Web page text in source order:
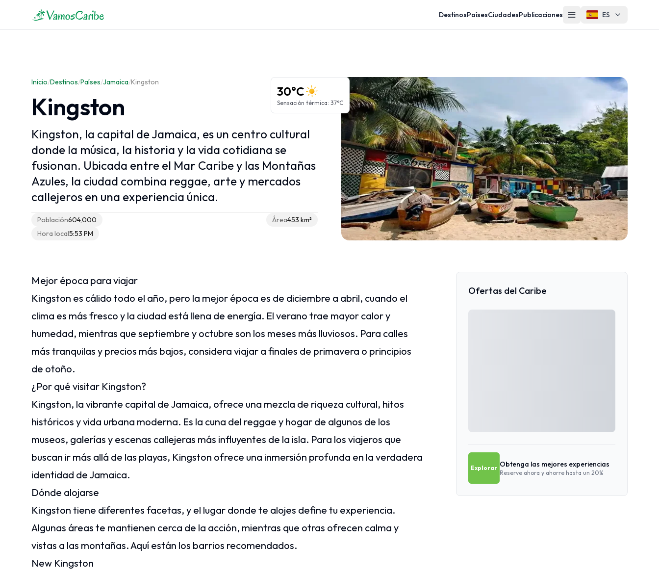
DestinosPaísesCiudadesPublicaciones ES
Clima del Caribe
Antillas Menores
Caribe Francés
Inicio/Destinos/Países/Jamaica/Kingston
Kingston
Kingston, la capital de Jamaica, es un centro cultural
donde la música, la historia y la vida cotidiana se
fusionan. Ubicada entre el Mar Caribe y las Montañas
Azules, la ciudad combina reggae, arte y mercados
callejeros en una experiencia única.
Población604,000
Hora local5:53 PM
Área453 km²
30°C
Sensación térmica: 37°C
Mejor época para viajar
Kingston es cálido todo el año, pero la mejor época es de diciembre a abril, cuando el
clima es más fresco y la ciudad está llena de energía. El verano trae mayor calor y
humedad, mientras que septiembre y octubre son los meses más lluviosos. Para calles
más tranquilas y precios más bajos, considera viajar a finales de primavera o principios
de otoño.
¿Por qué visitar Kingston?
Kingston, la vibrante capital de Jamaica, ofrece una mezcla de riqueza cultural, hitos
históricos y vida urbana moderna. Es la cuna del reggae y hogar de algunos de los
museos, galerías y escenas callejeras más influyentes de la isla. Para los viajeros que
buscan ir más allá de las playas, Kingston ofrece una inmersión profunda en la verdadera
identidad de Jamaica.
Dónde alojarse
Kingston tiene diferentes facetas, y el lugar donde te alojes define tu experiencia.
Algunas áreas te mantienen cerca de la acción, mientras que otras ofrecen calma y
vistas a las montañas. Aquí están los barrios recomendados.
New Kingston
Ofertas del Caribe
Explorar Obtenga las mejores experiencias
Reserve ahora y ahorre hasta un 20%